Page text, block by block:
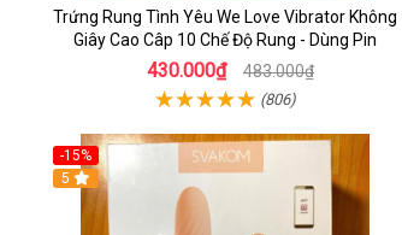
Trứng Rung Tình Yêu We Love Vibrator Không
Giây Cao Câp 10 Chế Độ Rung - Dùng Pin
430.000₫ 483.000₫
(806)
-15%
5